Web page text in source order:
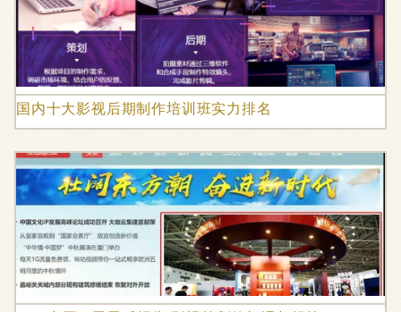
国内十大影视后期制作培训班实力排名